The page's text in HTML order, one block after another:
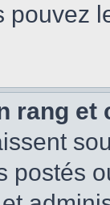
pouvez
rang
postés